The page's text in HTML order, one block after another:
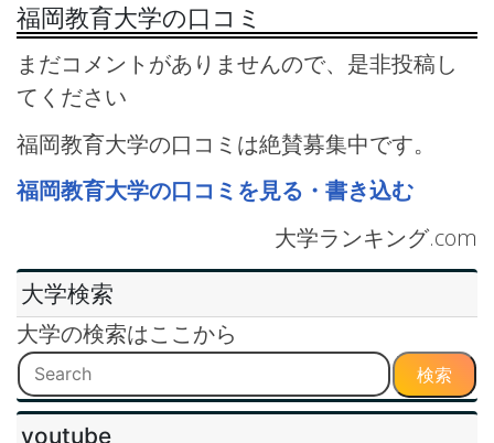
福岡教育大学の口コミ
まだコメントがありませんので、是非投稿し
てください
福岡教育大学の口コミは絶賛募集中です。
福岡教育大学の口コミを見る・書き込む
大学ランキング.com
大学検索
大学の検索はここから
検索
youtube